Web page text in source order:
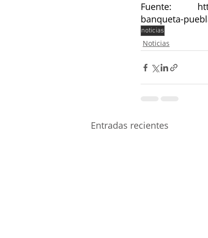
Fuente:
banqueta-
noticias
Noticias
Entradas recientes